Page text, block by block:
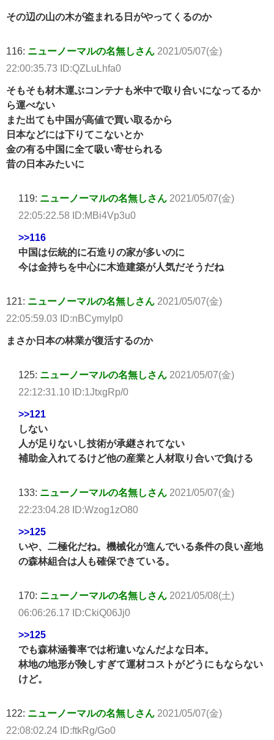
その辺の山の木が盗まれる日がやってくるのか
116: ニューノーマルの名無しさん 2021/05/07(金)
22:00:35.73 ID:QZLuLhfa0
そもそも材木運ぶコンテナも米中で取り合いになってるか
ら運べない
また出ても中国が高値で買い取るから
日本などには下りてこないとか
金の有る中国に全て吸い寄せられる
昔の日本みたいに
119: ニューノーマルの名無しさん 2021/05/07(金)
22:05:22.58 ID:MBi4Vp3u0
>>116
中国は伝統的に石造りの家が多いのに
今は金持ちを中心に木造建築が人気だそうだね
121: ニューノーマルの名無しさん 2021/05/07(金)
22:05:59.03 ID:nBCymylp0
まさか日本の林業が復活するのか
125: ニューノーマルの名無しさん 2021/05/07(金)
22:12:31.10 ID:1JtxgRp/0
>>121
しない
人が足りないし技術が承継されてない
補助金入れてるけど他の産業と人材取り合いで負ける
133: ニューノーマルの名無しさん 2021/05/07(金)
22:23:04.28 ID:Wzog1zO80
>>125
いや、二極化だね。機械化が進んでいる条件の良い産地
の森林組合は人も確保できている。
170: ニューノーマルの名無しさん 2021/05/08(土)
06:06:26.17 ID:CkiQ06Jj0
>>125
でも森林涵養率では桁違いなんだよな日本。
林地の地形が険しすぎて運材コストがどうにもならない
けど。
122: ニューノーマルの名無しさん 2021/05/07(金)
22:08:02.24 ID:ftkRg/Go0